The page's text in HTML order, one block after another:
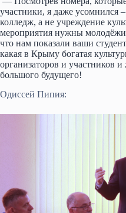
участники, я даже усомнился
колледж, а не учреждение
мероприятия нужны
что нам показали ваши
какая в Крыму богатая
организаторов и участников
большого будущего!
Одиссей Пипия: